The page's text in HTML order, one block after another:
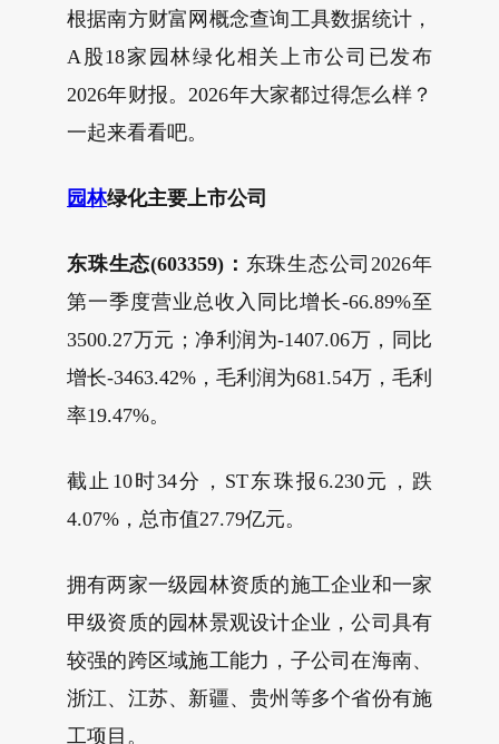
根据南方财富网概念查询工具数据统计，
A股18家园林绿化相关上市公司已发布
2026年财报。2026年大家都过得怎么样？
一起来看看吧。
园林绿化主要上市公司
东珠生态(603359)： 东珠生态公司2026年
第一季度营业总收入同比增长-66.89%至
3500.27万元；净利润为-1407.06万，同比
增长-3463.42%，毛利润为681.54万，毛利
率19.47%。
截止10时34分，ST东珠报6.230元，跌
4.07%，总市值27.79亿元。
拥有两家一级园林资质的施工企业和一家
甲级资质的园林景观设计企业，公司具有
较强的跨区域施工能力，子公司在海南、
浙江、江苏、新疆、贵州等多个省份有施
工项目。